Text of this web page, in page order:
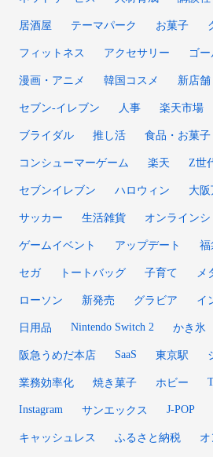
居酒屋 テーマパーク お菓子
フィットネス アクセサリー ゴ
漫画・アニメ 韓国コスメ 新店舗
セブン‐イレブン 人事 楽天市場
ブライダル 推し活 食品・お菓子
コンシューマーゲーム 楽天 Z世
セブンイレブン ハロウィン 大
サッカー 生活雑貨 オンライン
ゲームイベント アップデート 福
セガ トートバッグ 子育て メ
ローソン 新発売 グラビア イ
日用品 Nintendo Switch 2 かき氷
阪急うめだ本店 SaaS 東京駅
業務効率化 焼き菓子 ホビー
Instagram サンエックス J-POP
キャッシュレス ふるさと納税